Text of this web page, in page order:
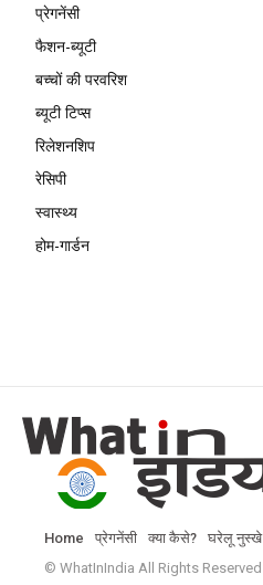
प्रेगनेंसी
फैशन-ब्यूटी
बच्चों की परवरिश
ब्यूटी टिप्स
रिलेशनशिप
रेसिपी
स्वास्थ्य
होम-गार्डन
Home प्रेगनेंसी क्या कैसे? घरेलू नुस्खे
© WhatInIndia All Rights Reserved